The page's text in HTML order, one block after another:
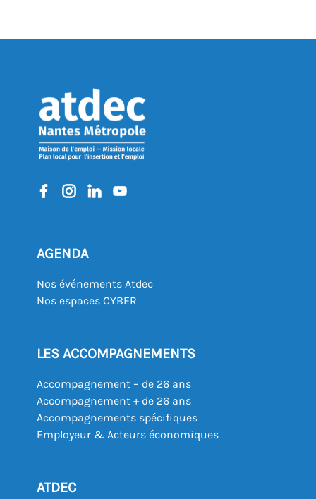
AGENDA
Nos événements Atdec
Nos espaces CYBER
LES ACCOMPAGNEMENTS
Accompagnement – de 26 ans
Accompagnement + de 26 ans
Accompagnements spécifiques
Employeur & Acteurs économiques
ATDEC